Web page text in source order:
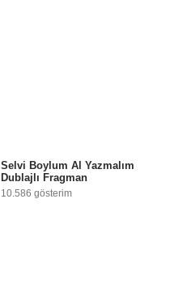
Selvi Boylum Al Yazmalım
Dublajlı Fragman
10.586 gösterim